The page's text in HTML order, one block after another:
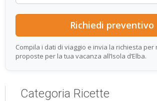
Compila i dati di viaggio e invia la richiesta per
proposte per la tua vacanza all’Isola d’Elba.
Categoria Ricette